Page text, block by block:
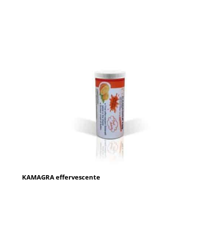
KAMAGRA effervescente